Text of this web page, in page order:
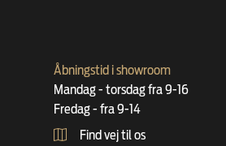
Åbningstid i showroom
Mandag - torsdag fra 9-16
Fredag - fra 9-14
Find vej til os